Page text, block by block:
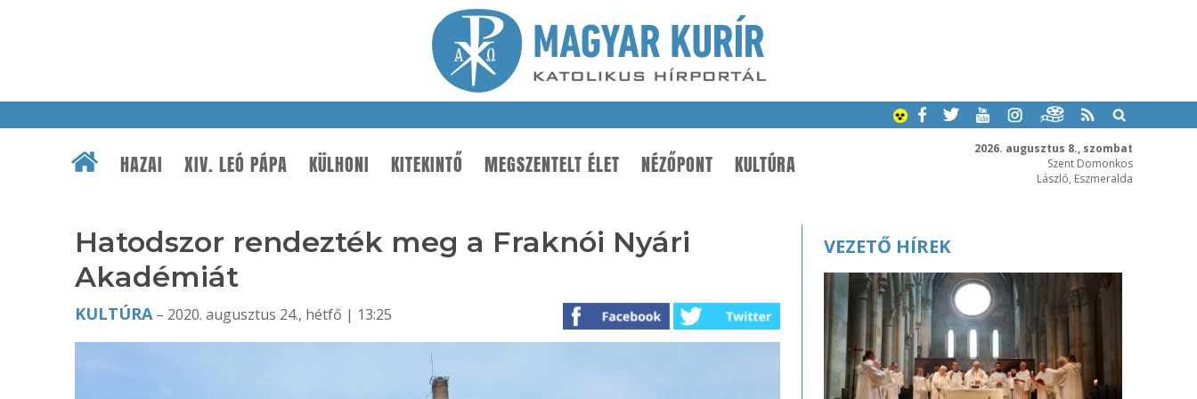
2026. augusztus 8., szombat
Szent Domonkos
László, Eszmeralda
HAZAI XIV. LEÓ PÁPA KÜLHONI KITEKINTŐ MEGSZENTELT ÉLET NÉZŐPONT KULTÚRA
Hatodszor rendezték meg a Fraknói Nyári
Akadémiát
KULTÚRA– 2020. augusztus 24., hétfő | 13:25
VEZETŐ HÍREK